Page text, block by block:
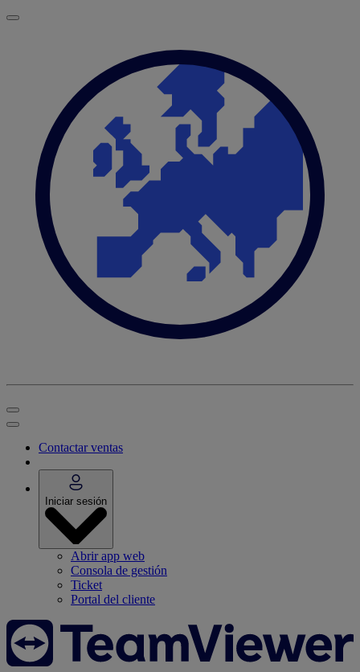
Contactar ventas
Iniciar sesión
Abrir app web
Consola de gestión
Ticket
Portal del cliente